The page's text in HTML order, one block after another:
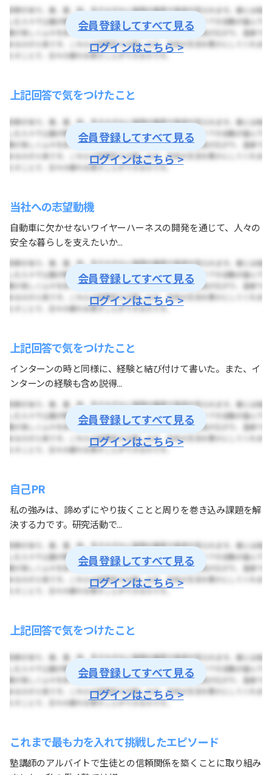
会員登録してすべて見る
ログインはこちら >
上記回答で気をつけたこと
会員登録してすべて見る
ログインはこちら >
当社への志望動機
自動車に欠かせないワイヤーハーネスの開発を通じて、人々の
安全な暮らしを支えたいか...
会員登録してすべて見る
ログインはこちら >
上記回答で気をつけたこと
インターンの時と同様に、経験と結び付けて書いた。また、イ
ンターンの経験も含め説得...
会員登録してすべて見る
ログインはこちら >
自己PR
私の強みは、諦めずにやり抜くことと周りを巻き込み課題を解
決する力です。研究活動で...
会員登録してすべて見る
ログインはこちら >
上記回答で気をつけたこと
会員登録してすべて見る
ログインはこちら >
これまで最も力を入れて挑戦したエピソード
塾講師のアルバイトで生徒との信頼関係を築くことに取り組み